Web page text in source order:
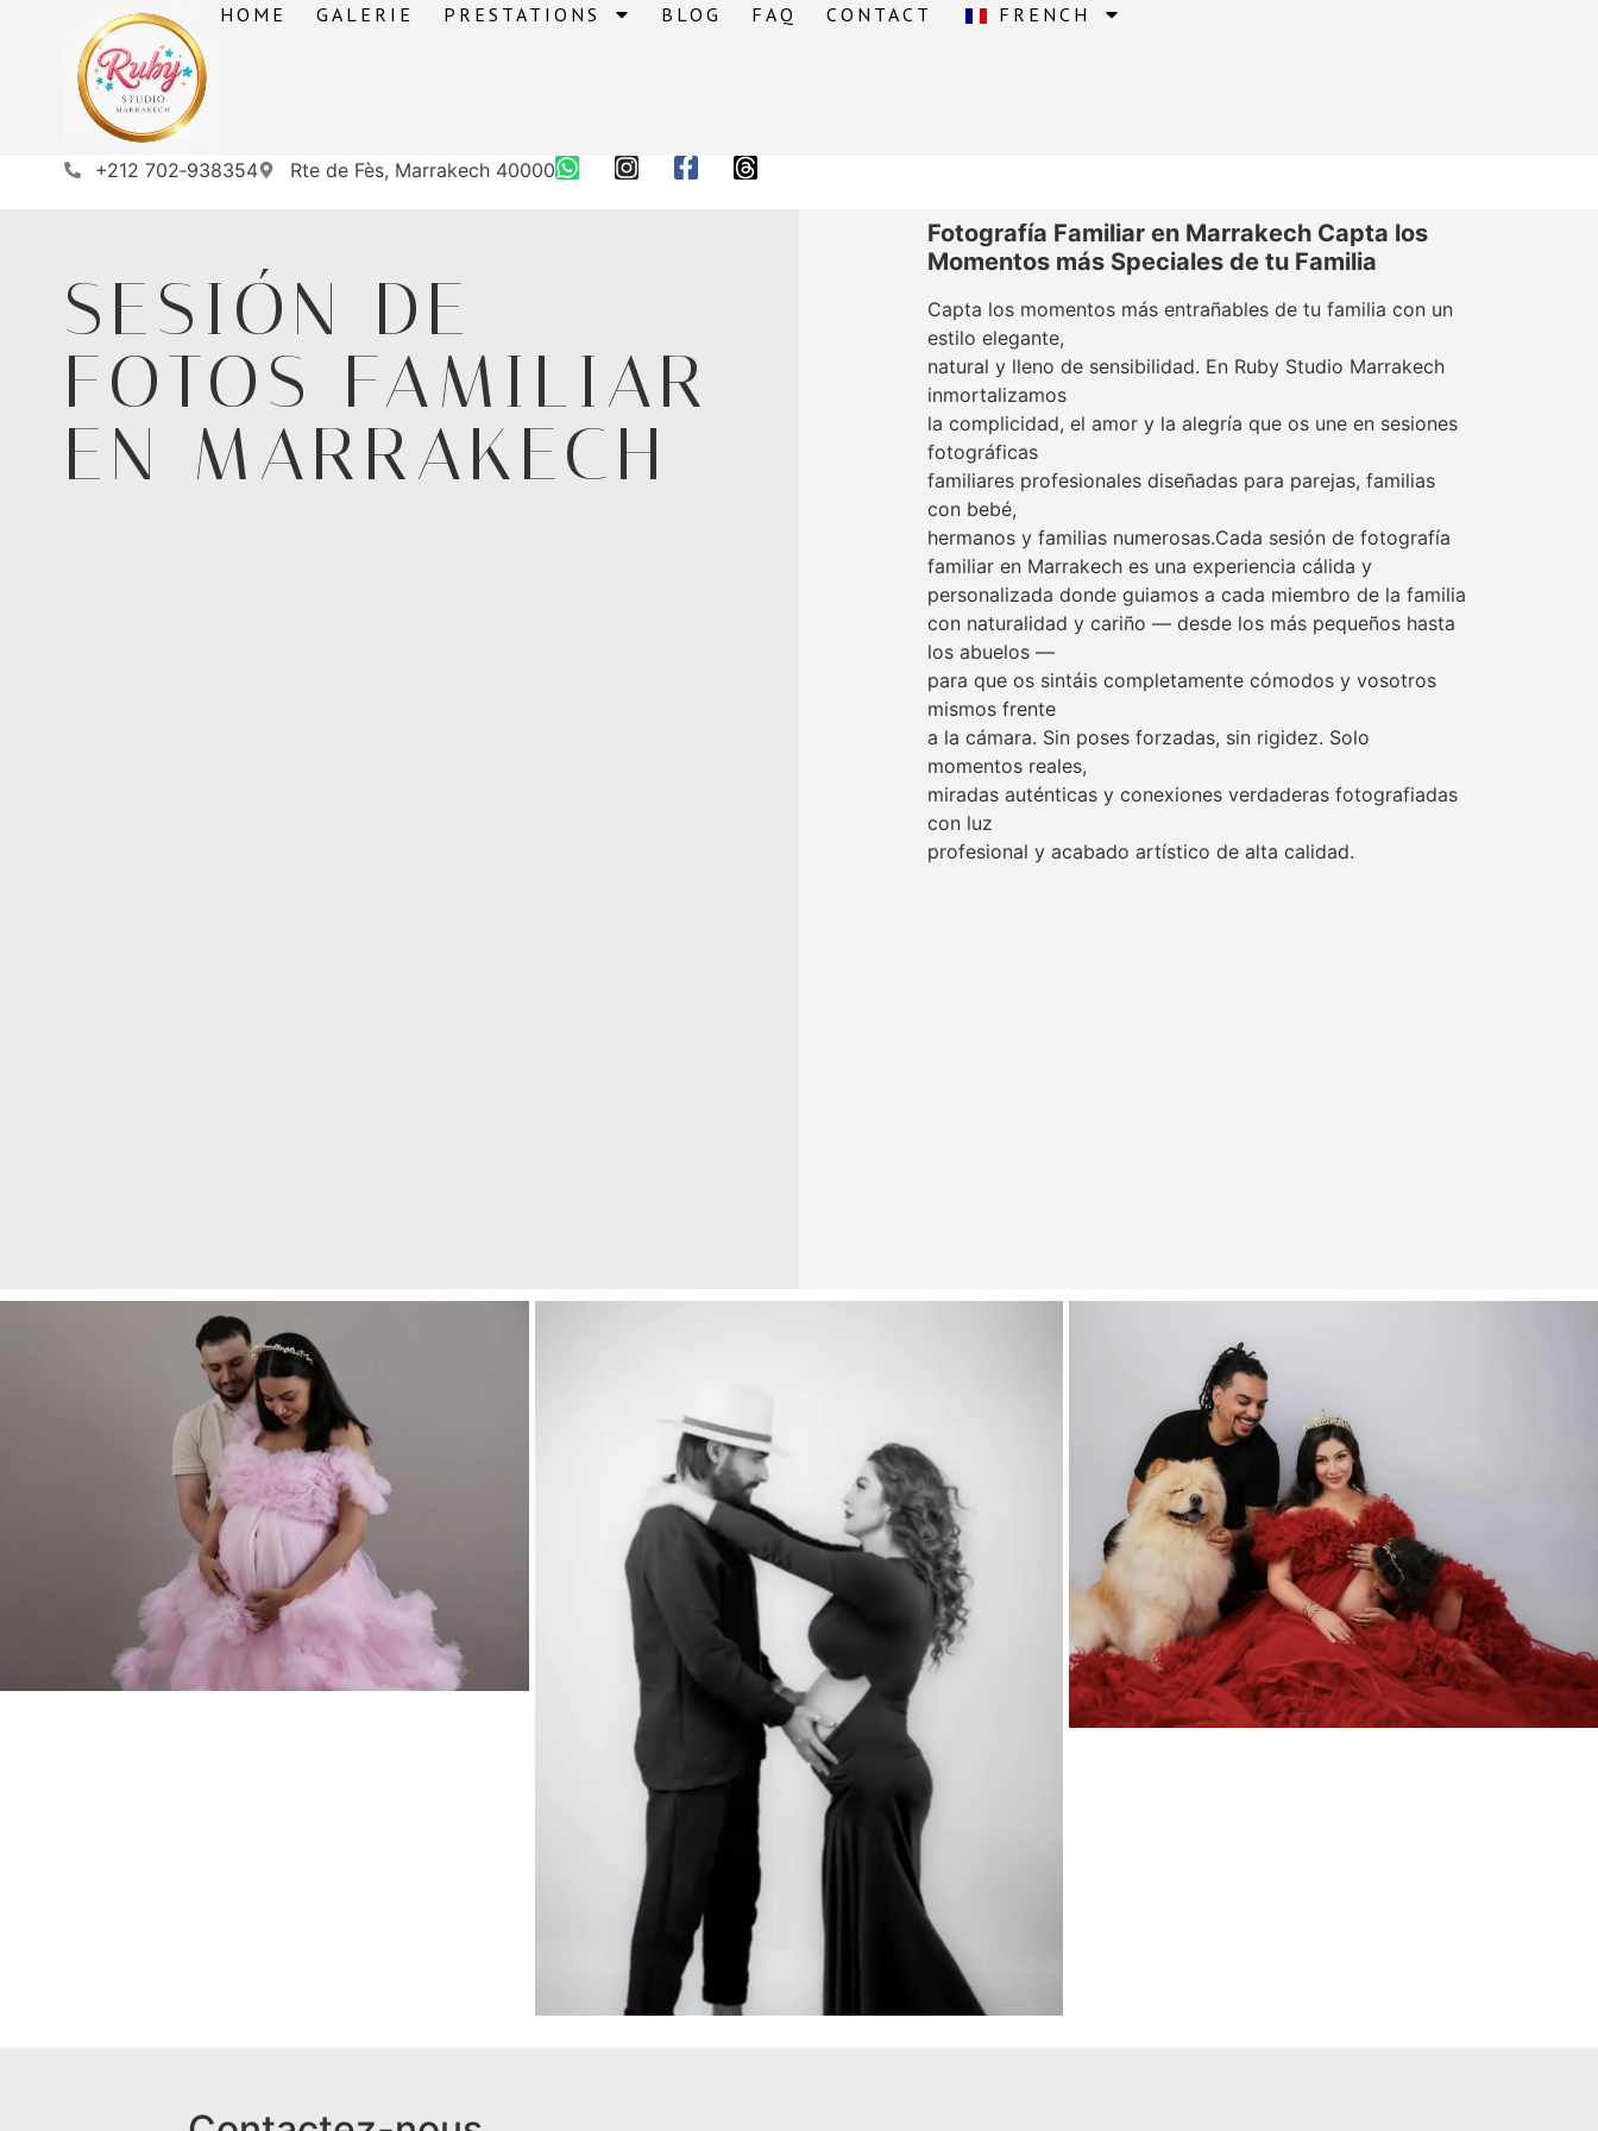
HOME GALERIE PRESTATIONS BLOG FAQ CONTACT FRENCH
‪+212 702‑938354‬ Rte de Fès, Marrakech 40000
SESIÓN DE
FOTOS FAMILIAR
EN MARRAKECH
Fotografía Familiar en Marrakech Capta los
Momentos más Speciales de tu Familia
Capta los momentos más entrañables de tu familia con un
estilo elegante,
natural y lleno de sensibilidad. En Ruby Studio Marrakech
inmortalizamos
la complicidad, el amor y la alegría que os une en sesiones
fotográficas
familiares profesionales diseñadas para parejas, familias
con bebé,
hermanos y familias numerosas.Cada sesión de fotografía
familiar en Marrakech es una experiencia cálida y
personalizada donde guiamos a cada miembro de la familia
con naturalidad y cariño — desde los más pequeños hasta
los abuelos —
para que os sintáis completamente cómodos y vosotros
mismos frente
a la cámara. Sin poses forzadas, sin rigidez. Solo
momentos reales,
miradas auténticas y conexiones verdaderas fotografiadas
con luz
profesional y acabado artístico de alta calidad.